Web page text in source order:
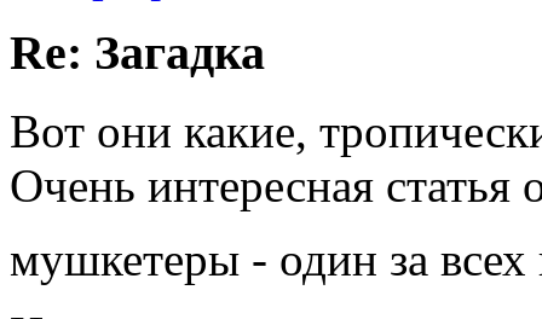
Re: Загадка
Вот они какие,
Очень интересная
мушкетеры - один за